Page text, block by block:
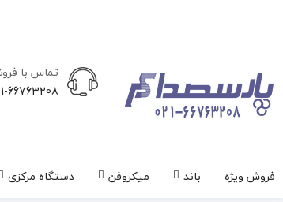
تماس با
66763208
فروش ویژه باند میکروفن دستگاه مرکزی